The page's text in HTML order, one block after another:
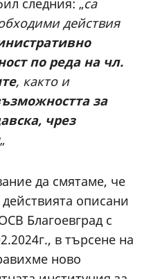
следния: „са
действия
по реда на чл.
, както и
за
чрез
„
да смятаме, че
описани
Благоевград с
в търсене на
ново